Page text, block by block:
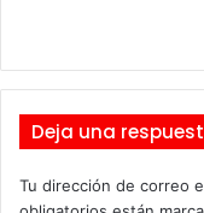
Deja una
Tu dirección de correo